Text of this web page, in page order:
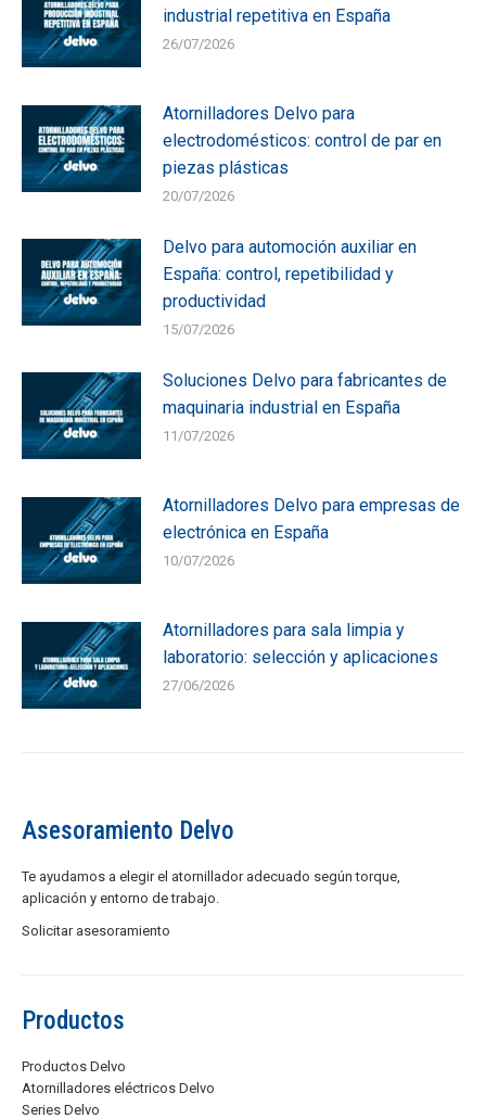
industrial repetitiva en España
26/07/2026
Atornilladores Delvo para
electrodomésticos: control de par en
piezas plásticas
20/07/2026
Delvo para automoción auxiliar en
España: control, repetibilidad y
productividad
15/07/2026
Soluciones Delvo para fabricantes de
maquinaria industrial en España
11/07/2026
Atornilladores Delvo para empresas de
electrónica en España
10/07/2026
Atornilladores para sala limpia y
laboratorio: selección y aplicaciones
27/06/2026
Asesoramiento Delvo
Te ayudamos a elegir el atornillador adecuado según torque,
aplicación y entorno de trabajo.
Solicitar asesoramiento
Productos
Productos Delvo
Atornilladores eléctricos Delvo
Series Delvo